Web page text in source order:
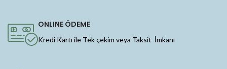
ONLINE ÖDEME
Kredi Kartı ile Tek çekim veya Taksit İmkanı